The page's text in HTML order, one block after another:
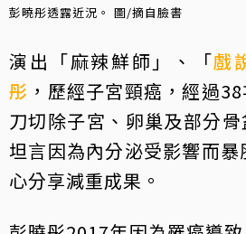
彭曉彤透露近況。 圖/摘自臉書
演出「麻辣鮮師」、「戲
彤 ，歷經子宮頸癌，經過
刀切除子宮、卵巢及部分
坦言因為內分泌受影響而
心分享減重成果。